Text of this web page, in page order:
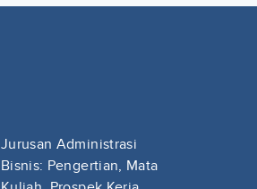
Jurusan Administrasi
Bisnis: Pengertian, Mata